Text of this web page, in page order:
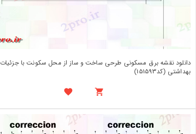
دانلود نقشه برق مسکونی طرحی ساخت و ساز از محل سکونت با جزئیات
بهداشتی (کد151593)